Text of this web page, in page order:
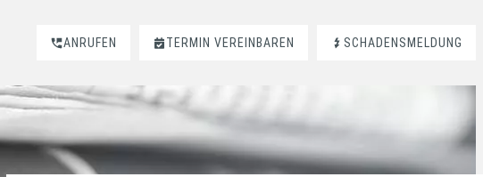
ANRUFEN TERMIN VEREINBAREN SCHADENSMELDUNG